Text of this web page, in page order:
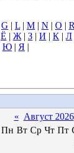
G | L | M | N | O | R
Ё | Ж | З | И | К | Л
Ю | Я |
« Август 2026
Пн Вт Ср Чт Пт